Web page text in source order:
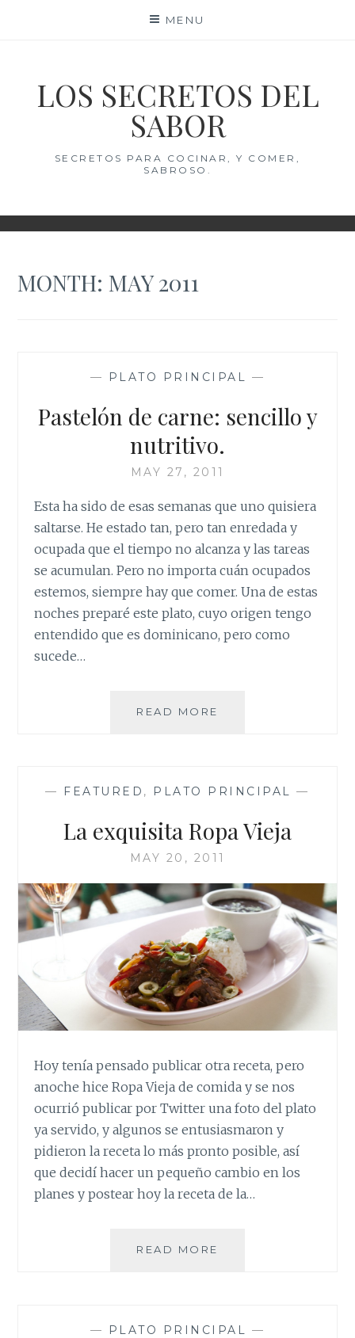
MENU
LOS SECRETOS DEL
SABOR
SECRETOS PARA COCINAR, Y COMER,
SABROSO.
MONTH: MAY 2011
— PLATO PRINCIPAL —
Pastelón de carne: sencillo y
nutritivo.
MAY 27, 2011
Esta ha sido de esas semanas que uno quisiera
saltarse. He estado tan, pero tan enredada y
ocupada que el tiempo no alcanza y las tareas
se acumulan. Pero no importa cuán ocupados
estemos, siempre hay que comer. Una de estas
noches preparé este plato, cuyo origen tengo
entendido que es dominicano, pero como
sucede…
READ MORE
NUTRITIVO.
— FEATURED , PLATO PRINCIPAL —
La exquisita Ropa Vieja
MAY 20, 2011
Hoy tenía pensado publicar otra receta, pero
anoche hice Ropa Vieja de comida y se nos
ocurrió publicar por Twitter una foto del plato
ya servido, y algunos se entusiasmaron y
pidieron la receta lo más pronto posible, así
que decidí hacer un pequeño cambio en los
planes y postear hoy la receta de la…
READ MORE
— PLATO PRINCIPAL —